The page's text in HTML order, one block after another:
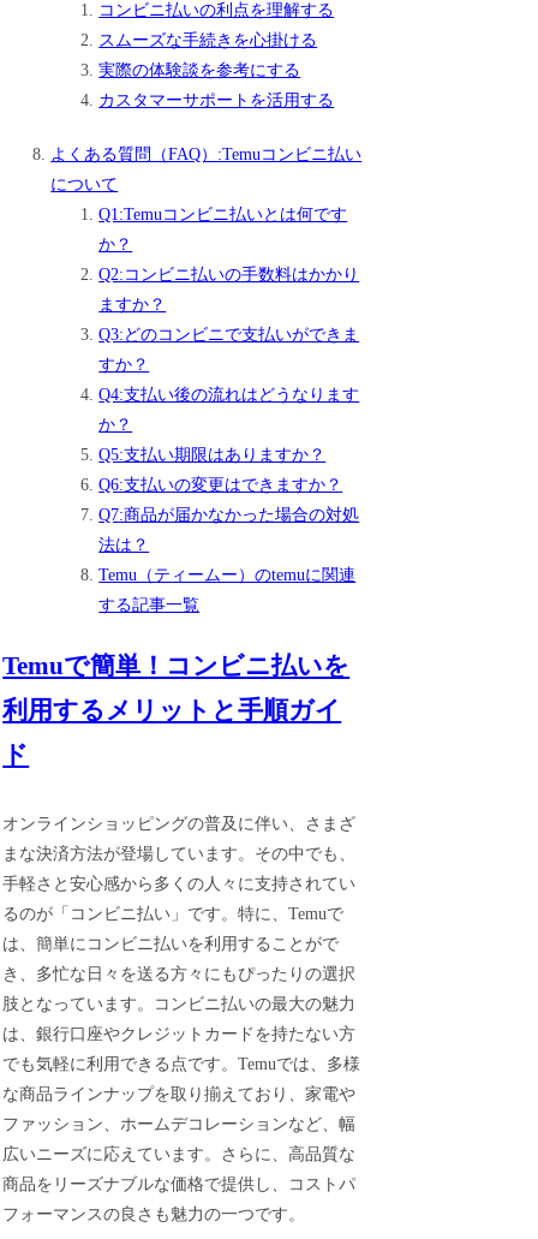
コンビニ払いの利点を理解する
スムーズな手続きを心掛ける
実際の体験談を参考にする
カスタマーサポートを活用する
よくある質問（FAQ）:Temuコンビニ払い
について
Q1:Temuコンビニ払いとは何です
か？
Q2:コンビニ払いの手数料はかかり
ますか？
Q3:どのコンビニで支払いができま
すか？
Q4:支払い後の流れはどうなります
か？
Q5:支払い期限はありますか？
Q6:支払いの変更はできますか？
Q7:商品が届かなかった場合の対処
法は？
Temu（ティームー）のtemuに関連
する記事一覧
Temuで簡単！コンビニ払いを
利用するメリットと手順ガイ
ド
オンラインショッピングの普及に伴い、さまざ
まな決済方法が登場しています。その中でも、
手軽さと安心感から多くの人々に支持されてい
るのが「コンビニ払い」です。特に、Temuで
は、簡単にコンビニ払いを利用することがで
き、多忙な日々を送る方々にもぴったりの選択
肢となっています。コンビニ払いの最大の魅力
は、銀行口座やクレジットカードを持たない方
でも気軽に利用できる点です。Temuでは、多様
な商品ラインナップを取り揃えており、家電や
ファッション、ホームデコレーションなど、幅
広いニーズに応えています。さらに、高品質な
商品をリーズナブルな価格で提供し、コストパ
フォーマンスの良さも魅力の一つです。